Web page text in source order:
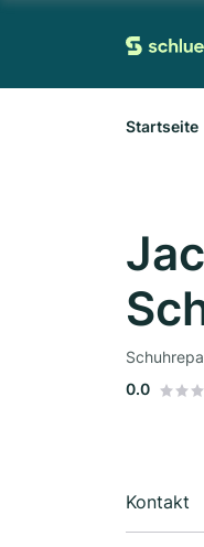
Startseite
0.0
Kontakt